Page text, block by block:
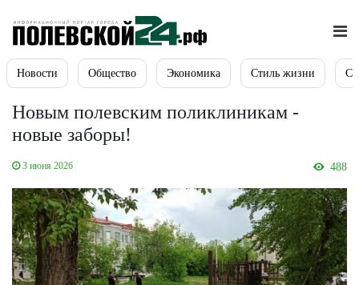
Новости Общество Экономика Стиль жизни
Новым полевским поликлиникам -
новые заборы!
3 июня 2026 488